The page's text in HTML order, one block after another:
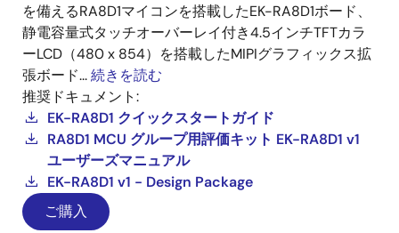
を備えるRA8D1マイコンを搭載したEK-RA8D1ボード、
静電容量式タッチオーバーレイ付き4.5インチTFTカラ
ーLCD（480 x 854）を搭載したMIPIグラフィックス拡
張ボード...続きを読む
推奨ドキュメント:
EK-RA8D1 クイックスタートガイド
RA8D1 MCU グループ用評価キット EK-RA8D1 v1
ユーザーズマニュアル
EK-RA8D1 v1 - Design Package
ご購入